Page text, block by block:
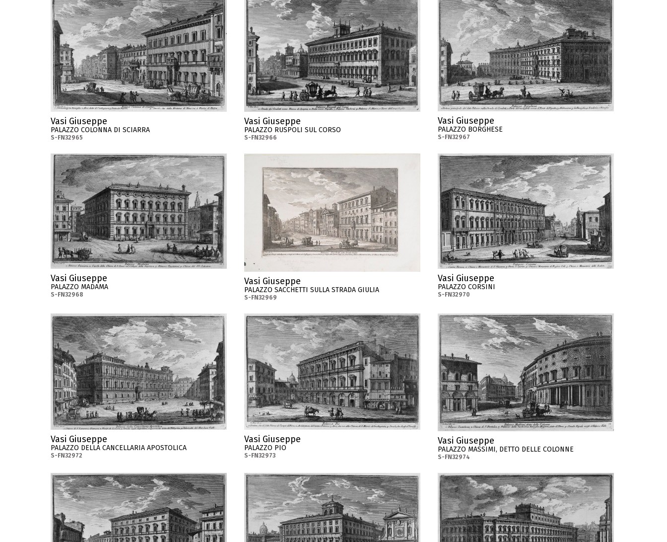
Vasi Giuseppe
PALAZZO COLONNA DI SCIARRA
S-FN32965
Vasi Giuseppe
PALAZZO RUSPOLI SUL CORSO
S-FN32966
Vasi Giuseppe
PALAZZO BORGHESE
S-FN32967
Vasi Giuseppe
PALAZZO MADAMA
S-FN32968
Vasi Giuseppe
PALAZZO SACCHETTI SULLA STRADA GIULIA
S-FN32969
Vasi Giuseppe
PALAZZO CORSINI
S-FN32970
Vasi Giuseppe
PALAZZO DELLA CANCELLARIA APOSTOLICA
S-FN32972
Vasi Giuseppe
PALAZZO PIO
S-FN32973
Vasi Giuseppe
PALAZZO MASSIMI, DETTO DELLE COLONNE
S-FN32974